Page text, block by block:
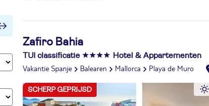
Zafiro Bahia
TUI classificatie Hotel & Appartementen
Vakantie Spanje Balearen Mallorca Playa de Muro
SCHERP GEPRIJSD